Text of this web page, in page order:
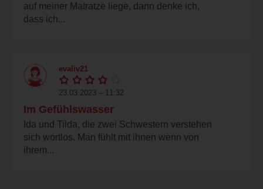
auf meiner Matratze liege, dann denke ich,
dass ich...
evaliv21
23.03.2023 – 11:32
Im Gefühlswasser
Ida und Tilda, die zwei Schwestern verstehen
sich wortlos. Man fühlt mit ihnen wenn von
ihrem...